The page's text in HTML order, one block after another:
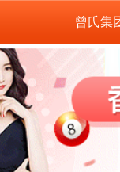
曾氏集